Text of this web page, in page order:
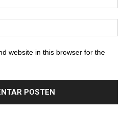
website in this browser for the